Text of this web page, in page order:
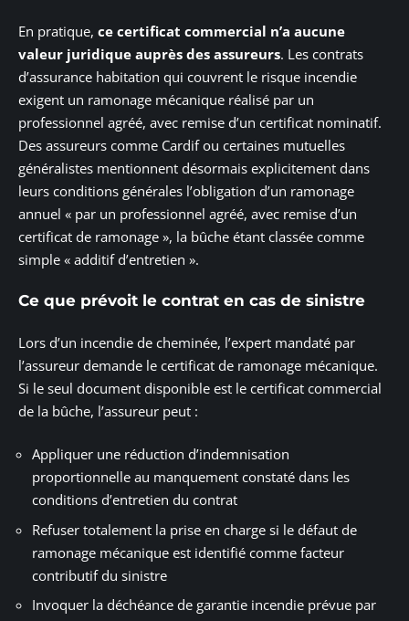
En pratique, ce certificat commercial n’a aucune
valeur juridique auprès des assureurs. Les contrats
d’assurance habitation qui couvrent le risque incendie
exigent un ramonage mécanique réalisé par un
professionnel agréé, avec remise d’un certificat nominatif.
Des assureurs comme Cardif ou certaines mutuelles
généralistes mentionnent désormais explicitement dans
leurs conditions générales l’obligation d’un ramonage
annuel « par un professionnel agréé, avec remise d’un
certificat de ramonage », la bûche étant classée comme
simple « additif d’entretien ».
Ce que prévoit le contrat en cas de sinistre
Lors d’un incendie de cheminée, l’expert mandaté par
l’assureur demande le certificat de ramonage mécanique.
Si le seul document disponible est le certificat commercial
de la bûche, l’assureur peut :
Appliquer une réduction d’indemnisation
proportionnelle au manquement constaté dans les
conditions d’entretien du contrat
Refuser totalement la prise en charge si le défaut de
ramonage mécanique est identifié comme facteur
contributif du sinistre
Invoquer la déchéance de garantie incendie prévue par